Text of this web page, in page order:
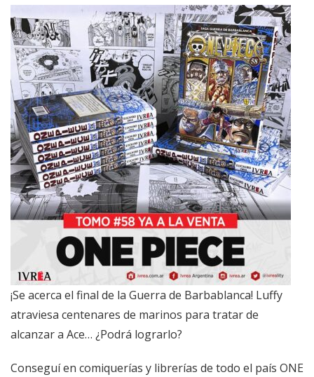
¡Se acerca el final de la Guerra de Barbablanca! Luffy
atraviesa centenares de marinos para tratar de
alcanzar a Ace… ¿Podrá lograrlo?
Conseguí en comiquerías y librerías de todo el país ONE